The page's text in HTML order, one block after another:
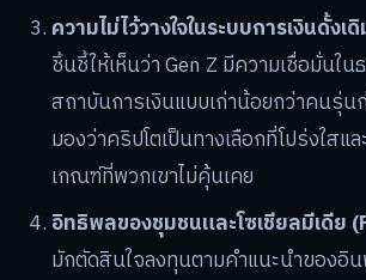
ความไม่ไว้วางใจในระบบการเงินดั้งเ
ชิ้นชี้ให้เห็นว่า Gen Z มีความเชื่อมั่นใน
สถาบันการเงินแบบเก่าน้อยกว่าคนรุ่น
มองว่าคริปโตเป็นทางเลือกที่โปร่งใสแ
เกณฑ์ที่พวกเขาไม่คุ้นเคย
อิทธิพลของชุมชนและโซเชียลมีเดีย
มักตัดสินใจลงทุนตามคำแนะนำของอิ